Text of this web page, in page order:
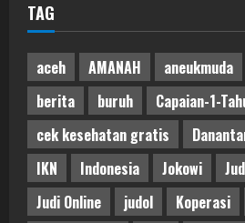
TAG
aceh AMANAH aneukmuda
berita
buruh
Capaian-1-
cek kesehatan gratis
IKN
Indonesia Jokowi
Judi Online
judol Koperasi